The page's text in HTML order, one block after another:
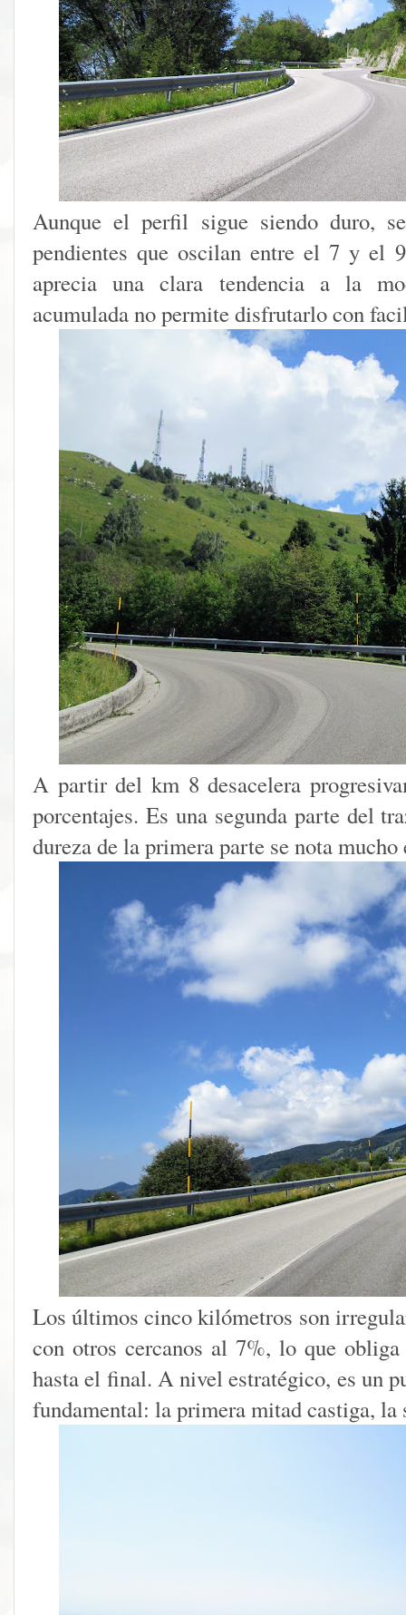
Aunque el perfil sigue siendo duro,
pendientes que oscilan entre el 7 y el
aprecia una clara tendencia a la
acumulada no permite disfrutarlo con
A partir del km 8 desacelera
porcentajes. Es una segunda parte del
dureza de la primera parte se nota mucho
Los últimos cinco kilómetros son
con otros cercanos al 7%, lo que
hasta el final. A nivel estratégico, es un
fundamental: la primera mitad castiga, la